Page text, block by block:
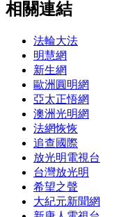
相關連結
法輪大法
明慧網
新生網
歐洲圓明網
亞太正悟網
澳洲光明網
法網恢恢
追查國際
放光明電視台
台灣放光明
希望之聲
大紀元新聞網